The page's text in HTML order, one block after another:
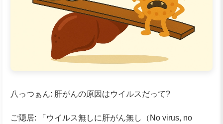
八っつぁん: 肝がんの原因はウイルスだって?
ご隠居: 「ウイルス無しに肝がん無し（No virus, no